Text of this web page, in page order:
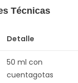
Técnicas
Detalle
50 ml con
cuentagotas